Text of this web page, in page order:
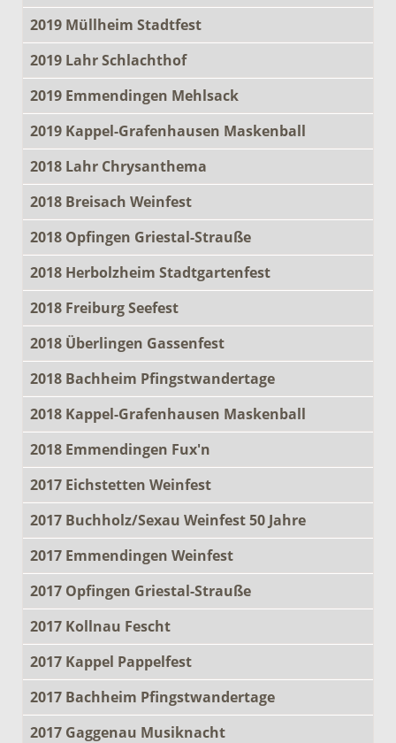
2019 Müllheim Stadtfest
2019 Lahr Schlachthof
2019 Emmendingen Mehlsack
2019 Kappel-Grafenhausen Maskenball
2018 Lahr Chrysanthema
2018 Breisach Weinfest
2018 Opfingen Griestal-Strauße
2018 Herbolzheim Stadtgartenfest
2018 Freiburg Seefest
2018 Überlingen Gassenfest
2018 Bachheim Pfingstwandertage
2018 Kappel-Grafenhausen Maskenball
2018 Emmendingen Fux'n
2017 Eichstetten Weinfest
2017 Buchholz/Sexau Weinfest 50 Jahre
2017 Emmendingen Weinfest
2017 Opfingen Griestal-Strauße
2017 Kollnau Fescht
2017 Kappel Pappelfest
2017 Bachheim Pfingstwandertage
2017 Gaggenau Musiknacht